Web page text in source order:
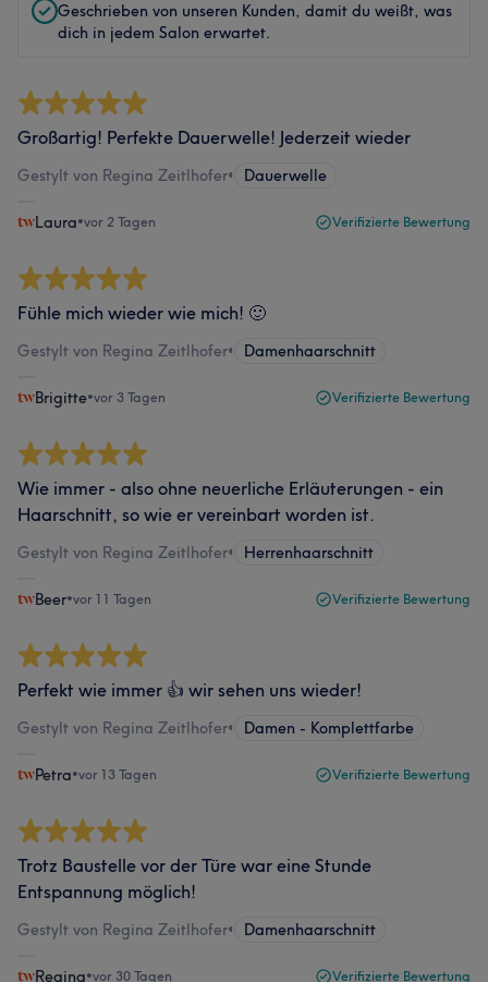
Geschrieben von unseren Kunden, damit du weißt, was
dich in jedem Salon erwartet.
Großartig! Perfekte Dauerwelle! Jederzeit wieder
Gestylt von Regina Zeitlhofer• Dauerwelle
Laura•vor 2 Tagen Verifizierte Bewertung
Fühle mich wieder wie mich! 🙂
Gestylt von Regina Zeitlhofer• Damenhaarschnitt
Brigitte•vor 3 Tagen Verifizierte Bewertung
Wie immer - also ohne neuerliche Erläuterungen - ein
Haarschnitt, so wie er vereinbart worden ist.
Gestylt von Regina Zeitlhofer• Herrenhaarschnitt
Beer•vor 11 Tagen Verifizierte Bewertung
Perfekt wie immer 👍 wir sehen uns wieder!
Gestylt von Regina Zeitlhofer• Damen - Komplettfarbe
Petra•vor 13 Tagen Verifizierte Bewertung
Trotz Baustelle vor der Türe war eine Stunde
Entspannung möglich!
Gestylt von Regina Zeitlhofer• Damenhaarschnitt
Regina•vor 30 Tagen Verifizierte Bewertung